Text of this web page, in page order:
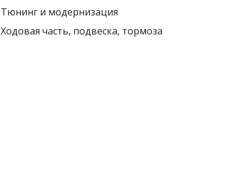
Тюнинг и модернизация
Ходовая часть, подвеска, тормоза